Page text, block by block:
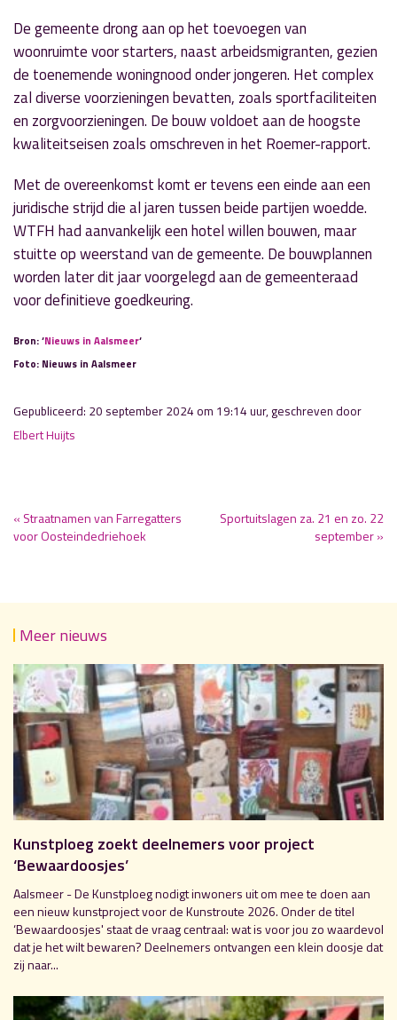
De gemeente drong aan op het toevoegen van
woonruimte voor starters, naast arbeidsmigranten, gezien
de toenemende woningnood onder jongeren. Het complex
zal diverse voorzieningen bevatten, zoals sportfaciliteiten
en zorgvoorzieningen. De bouw voldoet aan de hoogste
kwaliteitseisen zoals omschreven in het Roemer-rapport.
Met de overeenkomst komt er tevens een einde aan een
juridische strijd die al jaren tussen beide partijen woedde.
WTFH had aanvankelijk een hotel willen bouwen, maar
stuitte op weerstand van de gemeente. De bouwplannen
worden later dit jaar voorgelegd aan de gemeenteraad
voor definitieve goedkeuring.
Bron: ‘Nieuws in Aalsmeer‘
Foto: Nieuws in Aalsmeer
Gepubliceerd: 20 september 2024 om 19:14 uur, geschreven door
Elbert Huijts
« Straatnamen van Farregatters
voor Oosteindedriehoek
Sportuitslagen za. 21 en zo. 22
september »
Meer nieuws
Kunstploeg zoekt deelnemers voor project
‘Bewaardoosjes’
Aalsmeer - De Kunstploeg nodigt inwoners uit om mee te doen aan
een nieuw kunstproject voor de Kunstroute 2026. Onder de titel
‘Bewaardoosjes' staat de vraag centraal: wat is voor jou zo waardevol
dat je het wilt bewaren? Deelnemers ontvangen een klein doosje dat
zij naar...